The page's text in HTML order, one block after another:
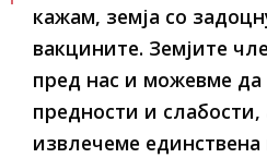
кажам, земја со
вакцините. Земјите
пред нас и можевме да
предности и
извлечеме единствена